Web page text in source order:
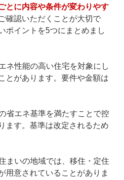
とに内容や条件が変わりやす
確認いただくことが大切で
ポイントを5つにまとめまし
ネ性能の高い住宅を対象にし
とがあります。要件や金額は
省エネ基準を満たすことで控
ます。基準は改定されるため
まいの地域では、移住・定住
用意されていることがありま